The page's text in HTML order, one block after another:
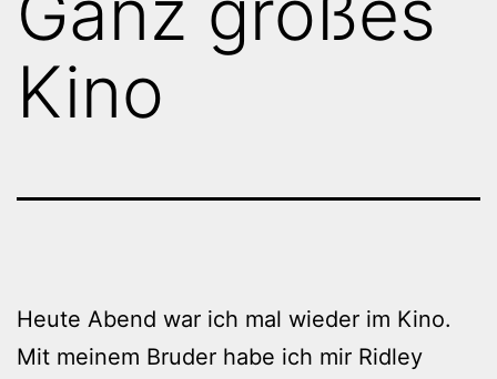
Kino
Heute Abend war ich mal wieder im Kino.
Mit meinem Bruder habe ich mir Ridley